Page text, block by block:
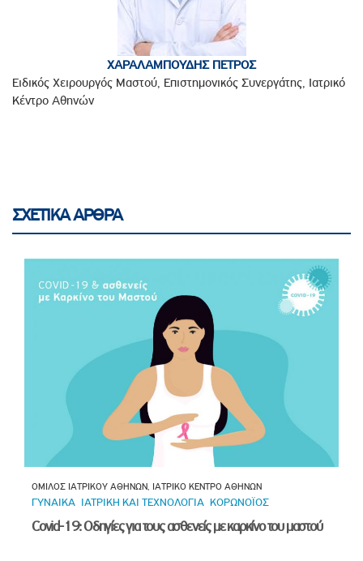
ΧΑΡΑΛΑΜΠΟΥΔΗΣ ΠΕΤΡΟΣ
Ειδικός Χειρουργός Μαστού, Επιστημονικός Συνεργάτης, Ιατρικό
Κέντρο Αθηνών
ΣΧΕΤΙΚΑ ΑΡΘΡΑ
ΟΜΙΛΟΣ ΙΑΤΡΙΚΟΥ ΑΘΗΝΩΝ, ΙΑΤΡΙΚΟ ΚΕΝΤΡΟ ΑΘΗΝΩΝ
ΓΥΝΑΙΚΑ ΙΑΤΡΙΚΗ ΚΑΙ ΤΕΧΝΟΛΟΓΙΑ ΚΟΡΩΝΟΪΟΣ
Covid-19: Οδηγίες για τους ασθενείς με καρκίνο του μαστού